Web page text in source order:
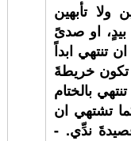
تأبهين
او صدىً
تنتهي ابداً
تكون خريطةَ
بالختام
تشتهي ان
ندِّي. -